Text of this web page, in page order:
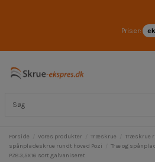
Priser:
Forside Vores produkter Træskrue Træskrue
spånpladeskrue rundt hoved Pozi
Træ og
PZ8 3,5X16 sort galvaniseret